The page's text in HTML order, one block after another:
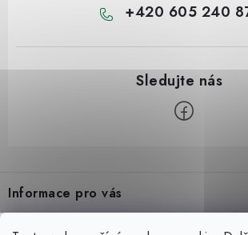
+420 605 240
p
a
Informace pro vás